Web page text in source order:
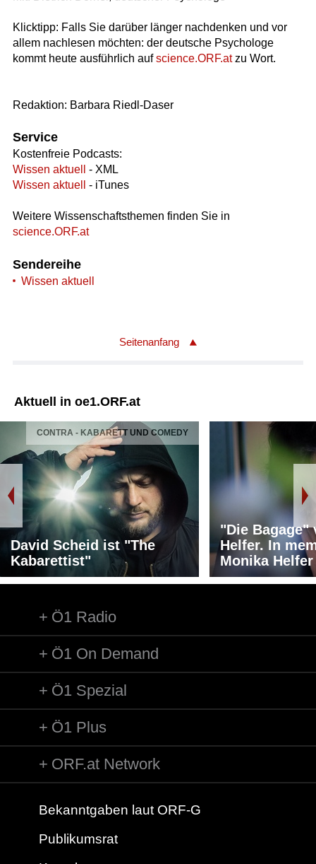
Klicktipp: Falls Sie darüber länger nachdenken und vor
allem nachlesen möchten: der deutsche Psychologe
kommt heute ausführlich aufscience.ORF.atzu Wort.
Redaktion: Barbara Riedl-Daser
Service
Kostenfreie Podcasts:
Wissen aktuell
- XML
Wissen aktuell
- iTunes
Weitere Wissenschaftsthemen finden Sie in
science.ORF.at
Sendereihe
Wissen aktuell
Seitenanfang
Aktuell in oe1.ORF.at
CONTRA - KABARETT UND COMEDY
David Scheid ist "The
Kabarettist"
"Die Bagage"
Helfer. In
Monika Helfer
Ö1 Radio
Ö1 On Demand
Ö1 Spezial
Ö1 Plus
ORF.at Network
Bekanntgaben laut ORF-G
Publikumsrat